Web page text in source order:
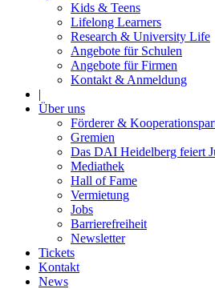
Kids & Teens
Lifelong Learners
Research & University Life
Angebote für Schulen
Angebote für Firmen
Kontakt & Anmeldung
|
Über uns
Förderer &
Gremien
Das DAI Heidelberg feiert
Mediathek
Hall of Fame
Vermietung
Jobs
Barrierefreiheit
Newsletter
Tickets
Kontakt
News